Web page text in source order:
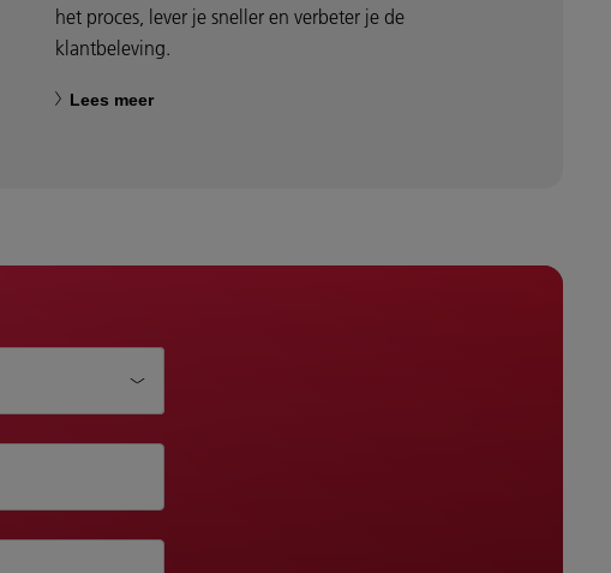
het proces, lever je sneller en verbeter je de
klantbeleving.
Lees meer